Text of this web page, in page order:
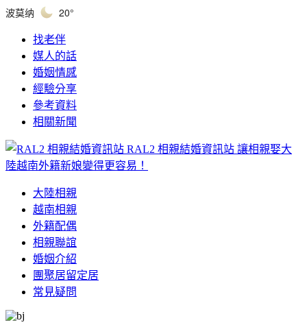
波莫纳 20°
找老伴
媒人的話
婚姻情感
經驗分享
參考資料
相關新聞
RAL2 相親結婚資訊站 讓相親娶大
陸越南外籍新娘變得更容易！
大陸相親
越南相親
外籍配偶
相親聯誼
婚姻介紹
團聚居留定居
常見疑問